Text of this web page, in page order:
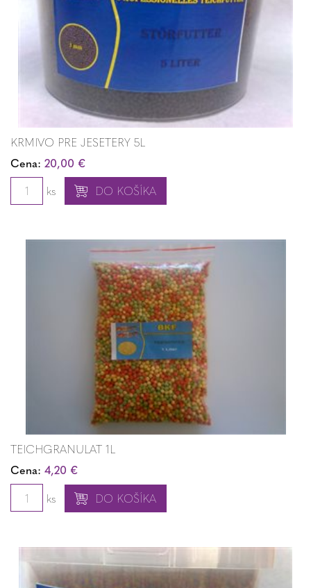
KRMIVO PRE JESETERY 5L
Cena: 20,00 €
ks
DO KOŠÍKA
TEICHGRANULAT 1L
Cena: 4,20 €
ks
DO KOŠÍKA